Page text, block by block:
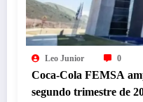
Leo Junior 0
Coca-Cola FEMSA
segundo trimestre de